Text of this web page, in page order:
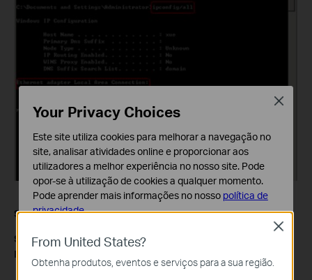
Step 6ClickSaveto save the settings.
Suitable for: TL-R470T+ V2, TL-R480T+ V5, TL-ER5120,TL-
ER6120
From United States?
Obtenha produtos, eventos e serviços para a sua região.
Close
Your Privacy Choices
Este site utiliza cookies para melhorar a navegação no
site, analisar atividades online e proporcionar aos
utilizadores a melhor experiência no nosso site. Pode
opor-se à utilização de cookies a qualquer momento.
Pode aprender mais informações no nosso política de
privacidade.
Os cookies são necessários para o funcionamento do
website e não podem ser desativados nos seus
Close